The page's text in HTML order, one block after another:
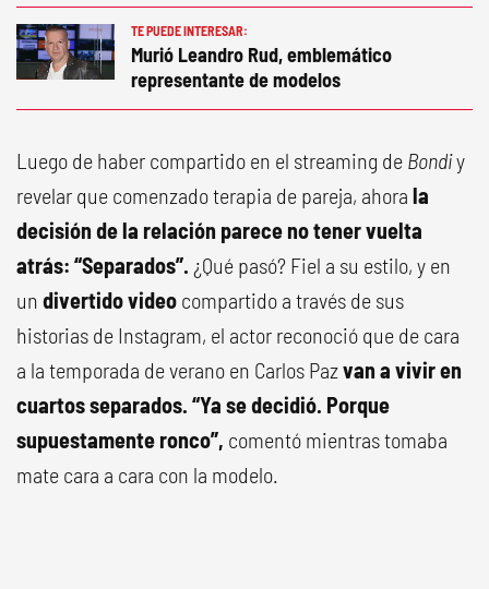
TE PUEDE INTERESAR:
Murió Leandro Rud, emblemático
representante de modelos
Luego de haber compartido en el streaming de Bondiy
revelar que comenzado terapia de pareja, ahora la
decisión de la relación parece no tener vuelta
atrás: “Separados”. ¿Qué pasó? Fiel a su estilo, y en
un divertido video compartido a través de sus
historias de Instagram, el actor reconoció que de cara
a la temporada de verano en Carlos Pazvan a vivir en
cuartos separados. “Ya se decidió. Porque
supuestamente ronco”, comentó mientras tomaba
mate cara a cara con la modelo.